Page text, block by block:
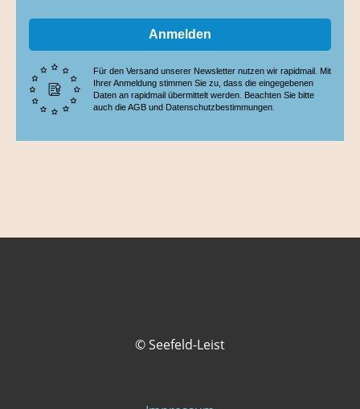
Anmelden
Für den Versand unserer Newsletter nutzen wir rapidmail. Mit
Ihrer Anmeldung stimmen Sie zu, dass die eingegebenen
Daten an rapidmail übermittelt werden. Beachten Sie bitte
auch die AGB und Datenschutzbestimmungen.
© Seefeld-Leist